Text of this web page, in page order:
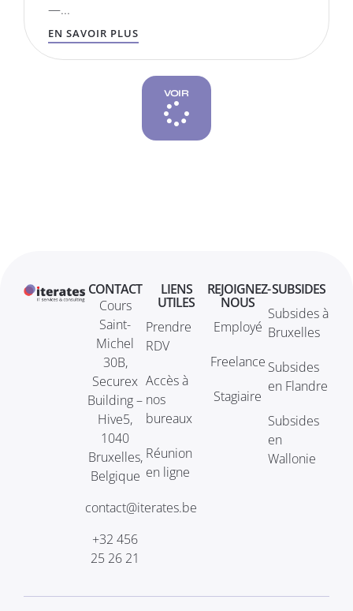
—...
EN SAVOIR PLUS
VOIR
CONTACT
Cours
Saint-
Michel
30B,
Securex
Building –
Hive5,
1040
Bruxelles,
Belgique
contact@iterates.be
+32 456
25 26 21
LIENS
UTILES
Prendre
RDV
Accès à
nos
bureaux
Réunion
en ligne
REJOIGNEZ-
NOUS
Employé
Freelance
Stagiaire
SUBSIDES
Subsides à
Bruxelles
Subsides
en Flandre
Subsides
en
Wallonie